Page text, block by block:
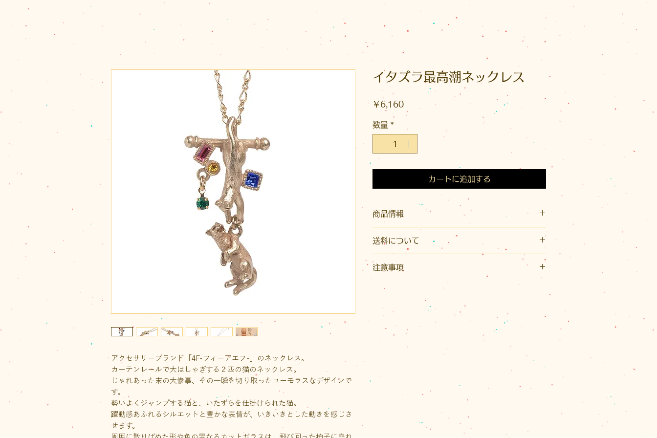
アクセサリーブランド「4F-フィーアエフ-」のネックレス。
カーテンレールで大はしゃぎする２匹の猫のネックレス。
じゃれあった末の大惨事、その一瞬を切り取ったユーモラスなデザインで
す。
勢いよくジャンプする猫と、いたずらを仕掛けられた猫。
躍動感あふれるシルエットと豊かな表情が、いきいきとした動きを感じさ
せます。
イタズラ最高潮ネックレス
￥6,160価
格
数量 *
カートに追加する
商品情報
サイズ：モチーフ＝縦約44mm × 横約21mm（フリ
ンジ込み）
チェーン＝約42cm + アジャスター約5cm
モチーフ素材：ピューター、カットガラス
め、ひとつひとつの塗や表情が微妙に異なる繊細な
作りとなっています。
送料について
こちらの商品はクリックポスト利用可能です。
※発送はクリックポスト（¥200）、佐川急便（60サ
イズ）またはレターパックプラス（¥600）のいずれ
かとなります。また、60サイズを超える場合とお送
り先が沖縄県の場合は、別途計算してご連絡させて
いただきます。
ご注文後に荷物の量を確認し、改めて受注メールで
送料をご案内いたします。
なお、1回のお買い物で商品代金の合計が11,000円
（税込）以上の場合は、1箇所の配達のクリックポス
ト1通の送料が無料、佐川急便またはレターパックプ
注意事項
着用後の返品は承りかねますのでご了承ください。
る場所での保管はお避け下さい。変色や変形、錆の
原因となります。
濡れや汚れが付着したまま放置しないでください。
錆、カビの原因となります。強い摩擦によって色落
ちすることがございますので、ご使用後は柔らかい
小さなお子様の手に届かないところへ保管してくだ